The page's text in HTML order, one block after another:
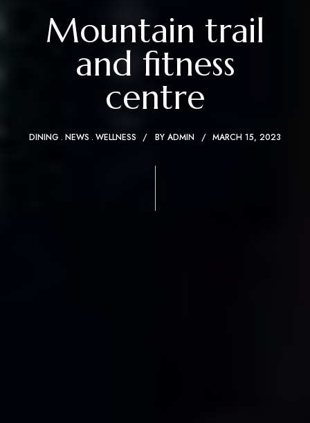
Mountain trail
and fitness
centre
DINING NEWS WELLNESS BY ADMIN MARCH 15, 2023